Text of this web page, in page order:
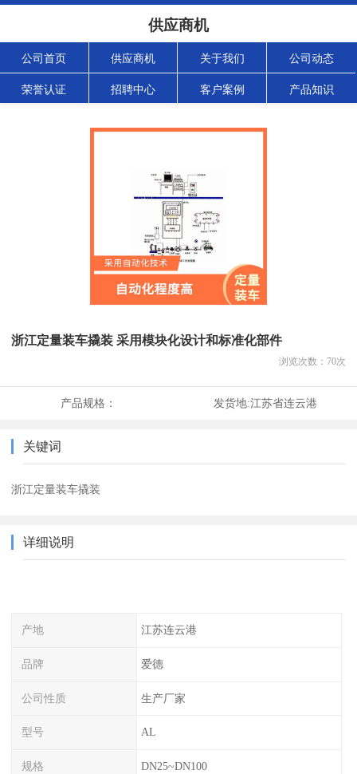
供应商机
公司首页 供应商机 关于我们 公司动态
荣誉认证 招聘中心 客户案例 产品知识
浙江定量装车撬装 采用模块化设计和标准化部件
浏览次数： 70次
产品规格： 发货地:江苏省连云港
关键词
浙江定量装车撬装
详细说明
产地 江苏连云港
品牌 爱德
公司性质 生产厂家
型号 AL
规格 DN25~DN100